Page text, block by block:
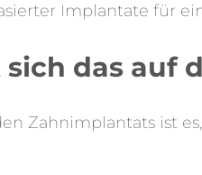
Implantate für
das auf
Zahnimplantats ist es,